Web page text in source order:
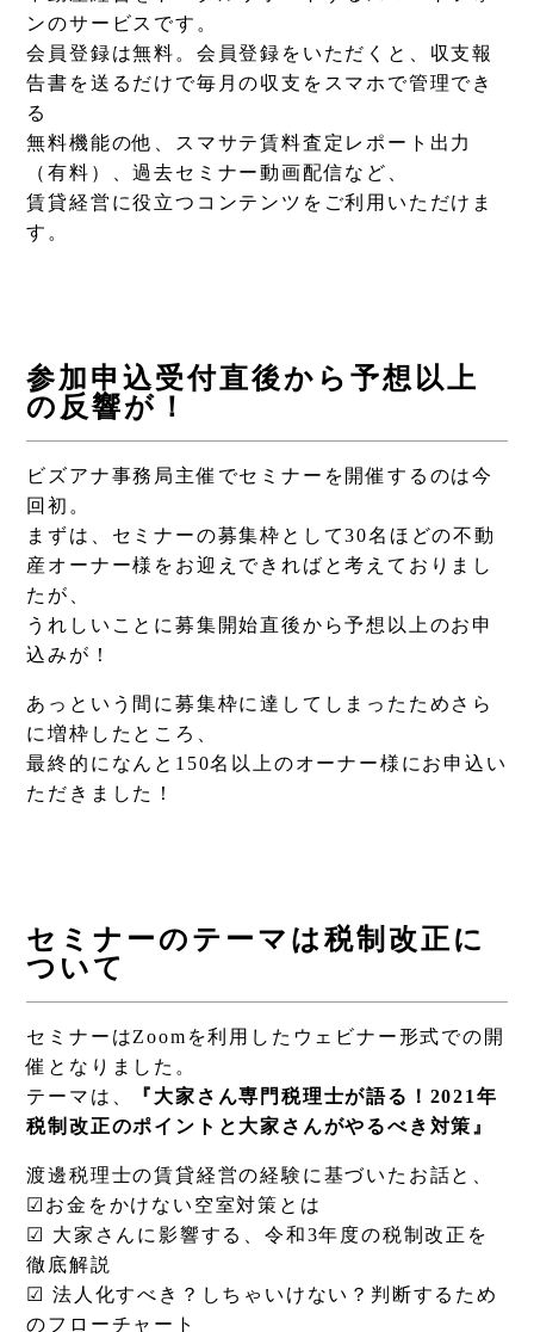
ンのサービスです。
会員登録は無料。会員登録をいただくと、収支報
告書を送るだけで毎月の収支をスマホで管理でき
る
無料機能の他、スマサテ賃料査定レポート出力
（有料）、過去セミナー動画配信など、
賃貸経営に役立つコンテンツをご利用いただけま
す。
参加申込受付直後から予想以上
の反響が！
ビズアナ事務局主催でセミナーを開催するのは今
回初。
まずは、セミナーの募集枠として30名ほどの不動
産オーナー様をお迎えできればと考えておりまし
たが、
うれしいことに募集開始直後から予想以上のお申
込みが！
あっという間に募集枠に達してしまったためさら
に増枠したところ、
最終的になんと150名以上のオーナー様にお申込い
ただきました！
セミナーのテーマは税制改正に
ついて
セミナーはZoomを利用したウェビナー形式での開
催となりました。
テーマは、
『大家さん専門税理士が語る！2021年
税制改正のポイントと大家さんがやるべき対策』
渡邊税理士の賃貸経営の経験に基づいたお話と、
☑お金をかけない空室対策とは
☑ 大家さんに影響する、令和3年度の税制改正を
徹底解説
☑ 法人化すべき？しちゃいけない？判断するため
のフローチャート